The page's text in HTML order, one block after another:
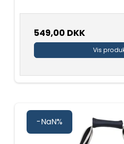
549,00 DKK
Vis
-NaN%